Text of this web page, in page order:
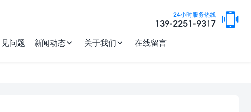
24小时服务热线
139-2251-9317
问题 新闻动态 关于我们 在线留言